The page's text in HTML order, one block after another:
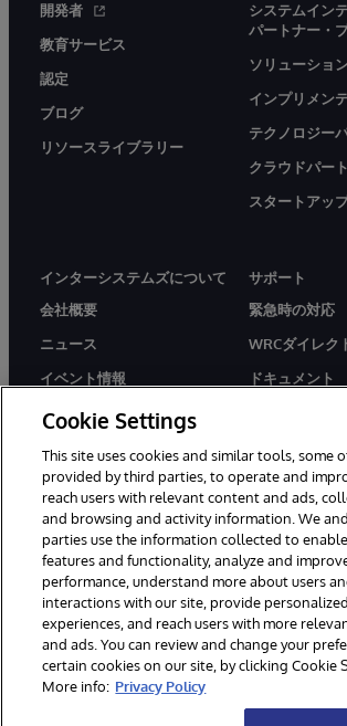
開発者
教育サービス
認定
ブログ
リソースライブラリー
システムイン
パートナー・
ソリューショ
インプリメン
テクノロジー
クラウドパー
スタートアッ
インターシステムズについて
会社概要
ニュース
イベント情報
採用情報
サポート
緊急時の対応
WRCダイレク
ドキュメント
© 1996-2026Y InterSystems Corporation, Boston,
Reserved.
お知らせ／ご利用規約
プライバシーステートメ
保証について
アクセシビリティ
Cookie Settings
This site uses cookies and similar tools, some
provided by third parties, to operate and
reach users with relevant content and ads,
and browsing and activity information. We
parties use the information collected to
features and functionality, analyze and
performance, understand more about users
interactions with our site, provide
experiences, and reach users with more
and ads. You can review and change your
certain cookies on our site, by clicking Cookie
More info: Privacy Policy